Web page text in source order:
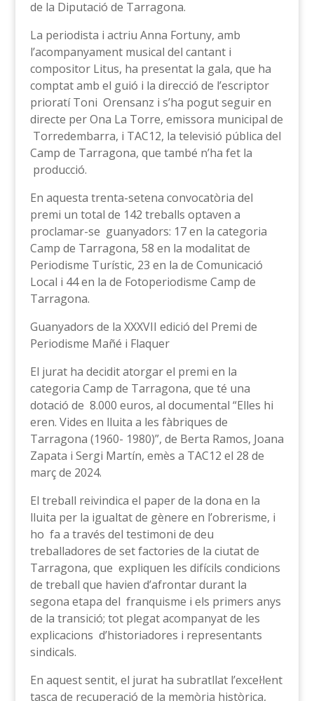
de la Diputació de Tarragona.
La periodista i actriu Anna Fortuny, amb
l’acompanyament musical del cantant i
compositor Litus, ha presentat la gala, que ha
comptat amb el guió i la direcció de l’escriptor
prioratí Toni Orensanz i s’ha pogut seguir en
directe per Ona La Torre, emissora municipal de
Torredembarra, i TAC12, la televisió pública del
Camp de Tarragona, que també n’ha fet la
producció.
En aquesta trenta-setena convocatòria del
premi un total de 142 treballs optaven a
proclamar-se guanyadors: 17 en la categoria
Camp de Tarragona, 58 en la modalitat de
Periodisme Turístic, 23 en la de Comunicació
Local i 44 en la de Fotoperiodisme Camp de
Tarragona.
Guanyadors de la XXXVII edició del Premi de
Periodisme Mañé i Flaquer
El jurat ha decidit atorgar el premi en la
categoria Camp de Tarragona, que té una
dotació de 8.000 euros, al documental “Elles hi
eren. Vides en lluita a les fàbriques de
Tarragona (1960- 1980)”, de Berta Ramos, Joana
Zapata i Sergi Martín, emès a TAC12 el 28 de
març de 2024.
El treball reivindica el paper de la dona en la
lluita per la igualtat de gènere en l’obrerisme, i
ho fa a través del testimoni de deu
treballadores de set factories de la ciutat de
Tarragona, que expliquen les difícils condicions
de treball que havien d’afrontar durant la
segona etapa del franquisme i els primers anys
de la transició; tot plegat acompanyat de les
explicacions d’historiadores i representants
sindicals.
En aquest sentit, el jurat ha subratllat l’excel·lent
tasca de recuperació de la memòria històrica,